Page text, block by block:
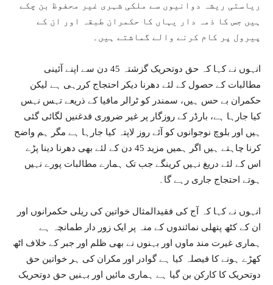
ریاستی ریشہ دوانیوں سے ملکی شہری غیر محفوظ بن چکے
ہیں جس کا ذمہ دار یہاں کا حکمران طبقہ اور ان کے
پیرول پر کام کرنے والے گماشتے ہیں۔
انہوں نے کہا کہ حق دوتحریک گزشتہ 45 دن سے اپنے آئینی
مطالبات کے حصول کے لئے دھرنا دیکر احتجاج کررہی ہے لیکن
حکمران بے حس ہیں، سمندر کو ٹرالر مافیا کے ذریعے تہس نہس
کیا جارہا ہے، بارڈر کے روزگار پر غیر ضروری قدغنیں لگائی گئی
ہیں اور بلوچ نوجوانوں کو آئے روز لاپتہ کیا جارہا ہے مگر ہم واضح
کرنا چاہتے ہیں اگر ہمیں مزید 45 دن کے لئے بھی دھرنا دینا پڑے
اس کے لئے دریغ نہیں کرینگے جب تک ہمارے مطالبات پورے نہیں
ہوتے احتجاج جاری رہے گا۔
انہوں نے کہا کہ آج کی فقیدالمثال خواتین کی ریلی حکمرانوں اور
ان کے کٹھ پتھلی نمائندوں کے منہ پر ایک زور دار طمانچہ ہے
ہماری غیرت مند ماوں اور بہنوں نے بھی ظلم اور جبر کے خلاف اٹھ
کھڑے ہونے کا فیصلہ کیا ہے گوادر اور مکران کی ہر خواتین حق
دوتحریک کا کارکن بن گیا ہے ہماری مائیں اور بہنیں حق دوتحریک